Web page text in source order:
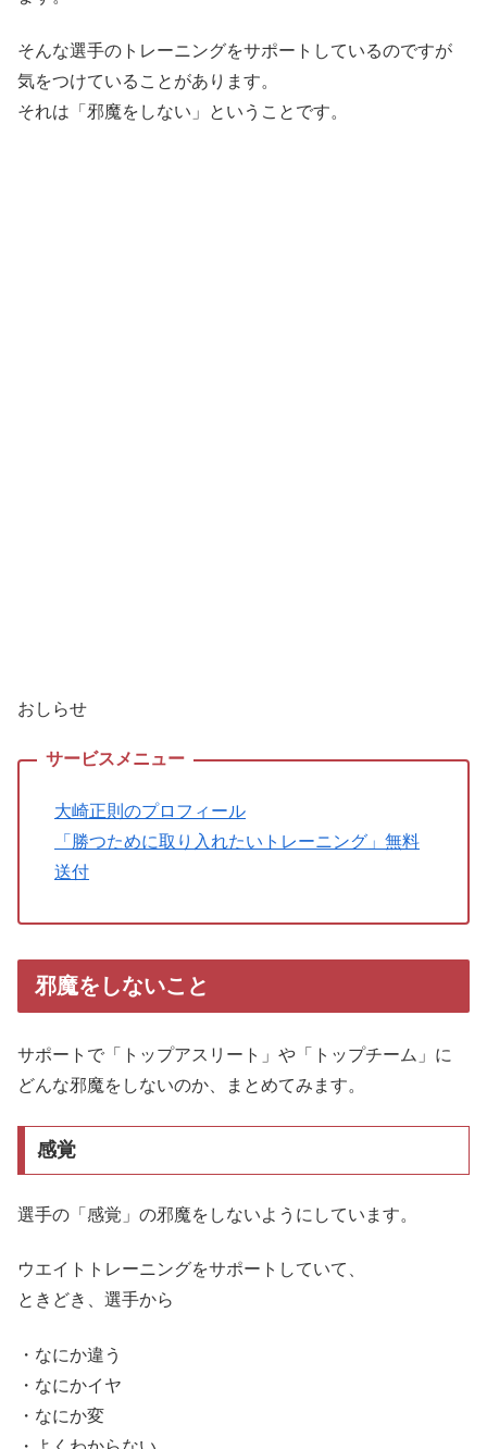
そんな選手のトレーニングをサポートしているのですが
気をつけていることがあります。
それは「邪魔をしない」ということです。
おしらせ
大崎正則のプロフィール
「勝つために取り入れたいトレーニング」無料
送付
邪魔をしないこと
サポートで「トップアスリート」や「トップチーム」に
どんな邪魔をしないのか、まとめてみます。
感覚
選手の「感覚」の邪魔をしないようにしています。
ウエイトトレーニングをサポートしていて、
ときどき、選手から
・なにか違う
・なにかイヤ
・なにか変